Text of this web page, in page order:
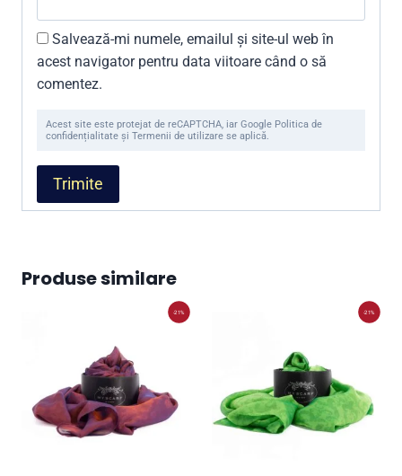
Salvează-mi numele, emailul și site-ul web în
acest navigator pentru data viitoare când o să
comentez.
Acest site este protejat de reCAPTCHA, iar Google Politica de
confidențialitate și Termenii de utilizare se aplică.
Produse similare
-21% -21%